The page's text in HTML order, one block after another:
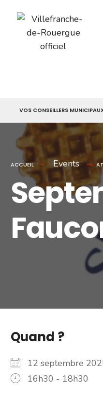
Skip
content
VOS CONSEILLERS
ACCUEIL Events
Quand ?
12 septembre
16h30 - 18h30